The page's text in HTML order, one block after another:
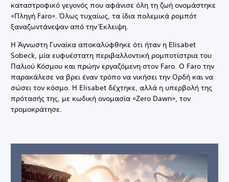
καταστροφικό γεγονός που αφάνισε όλη τη ζωή ονομάστηκε
«Πληγή Faro». Όλως τυχαίως, τα ίδια πολεμικά ρομπότ
ξαναζωντάνεψαν από την Έκλειψη.
Η Άγνωστη Γυναίκα αποκαλύφθηκε ότι ήταν η Elisabet
Sobeck, μία ευφυέστατη περιβαλλοντική ρομποτίστρια του
Παλιού Κόσμου και πρώην εργαζόμενη στον Faro. Ο Faro την
παρακάλεσε να βρει έναν τρόπο να νικήσει την Ορδή και να
σώσει τον κόσμο. Η Elisabet δέχτηκε, αλλά η υπερβολή της
πρότασής της, με κωδική ονομασία «Zero Dawn», τον
τρομοκράτησε.